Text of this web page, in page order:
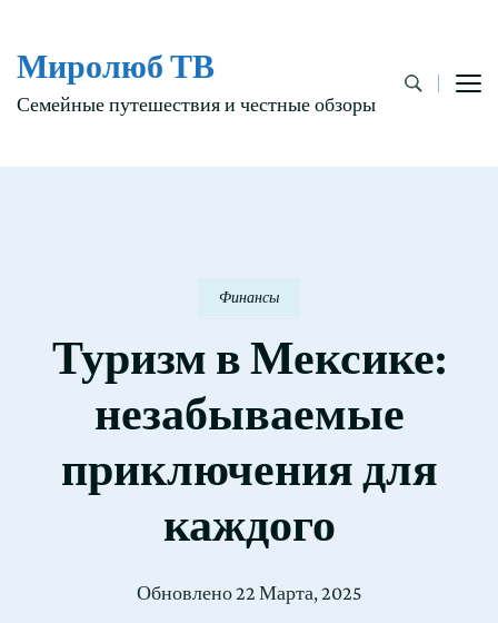
Миролюб ТВ
Семейные путешествия и честные обзоры
Финансы
Туризм в Мексике:
незабываемые
приключения для
каждого
Обновлено22 Марта, 2025